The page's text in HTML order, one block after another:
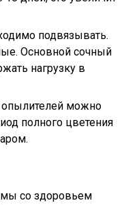
подвязывать.
Основной сочный
нагрузку в
опылителей можно
полного цветения
со здоровьем